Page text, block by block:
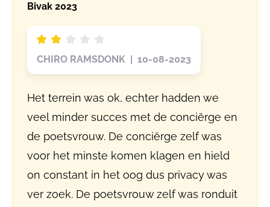
Bivak 2023
CHIRO RAMSDONK | 10-08-2023
Het terrein was ok, echter hadden we
veel minder succes met de conciërge en
de poetsvrouw. De conciërge zelf was
voor het minste komen klagen en hield
on constant in het oog dus privacy was
ver zoek. De poetsvrouw zelf was ronduit